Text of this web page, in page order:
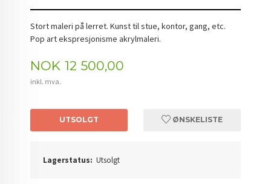
Stort maleri på lerret. Kunst til stue, kontor, gang, etc.
Pop art ekspresjonisme akrylmaleri.
Pris
NOK 12 500,00
inkl. mva.
UTSOLGT ØNSKELISTE
Lagerstatus: Utsolgt